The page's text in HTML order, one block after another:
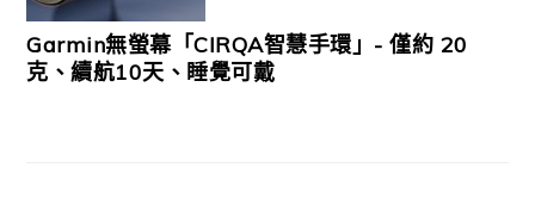
Garmin無螢幕「CIRQA智慧手環」- 僅約 20
克、續航10天、睡覺可戴